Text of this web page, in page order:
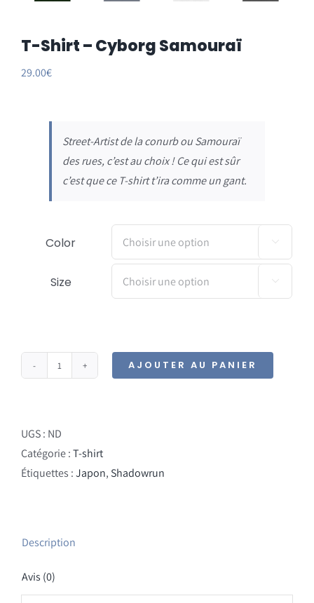
T-Shirt – Cyborg Samouraï
29.00€
Street-Artist de la conurb ou Samouraï
des rues, c’est au choix ! Ce qui est sûr
c’est que ce T-shirt t’ira comme un gant.
Color 
Size 
quantité
Shirt
–
Cyborg
AJOUTER AU PANIER
UGS : ND
Catégorie :T-shirt
Étiquettes :Japon, Shadowrun
Description
Avis (0)